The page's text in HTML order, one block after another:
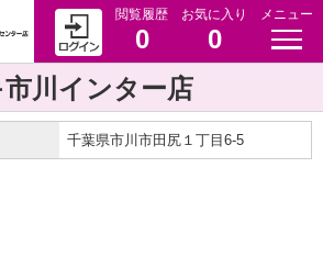
閲覧履歴
0
お気に入り
0
メニュー
川インター店
千葉県市川市田尻１丁目6-5